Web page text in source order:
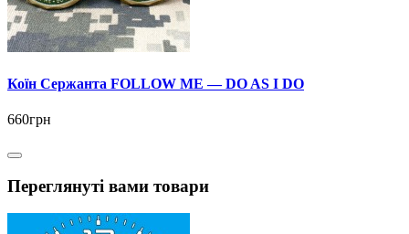
Коїн Сержанта FOLLOW ME — DO AS I DO
660грн
Переглянуті вами товари